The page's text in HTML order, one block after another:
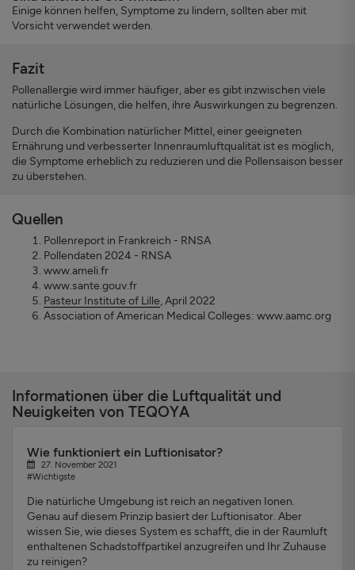
Einige können helfen, Symptome zu lindern, sollten aber mit
Vorsicht verwendet werden.
Fazit
Pollenallergie wird immer häufiger, aber es gibt inzwischen viele
natürliche Lösungen, die helfen, ihre Auswirkungen zu begrenzen.
Durch die Kombination natürlicher Mittel, einer geeigneten
Ernährung und verbesserter Innenraumluftqualität ist es möglich,
die Symptome erheblich zu reduzieren und die Pollensaison besser
zu überstehen.
Quellen
Pollenreport in Frankreich - RNSA
Pollendaten 2024 - RNSA
www.ameli.fr
www.sante.gouv.fr
Pasteur Institute of Lille, April 2022
Association of American Medical Colleges: www.aamc.org
Informationen über die Luftqualität und
Neuigkeiten von TEQOYA
Wie funktioniert ein Luftionisator?
27. November 2021
#Wichtigste
Die natürliche Umgebung ist reich an negativen Ionen.
Genau auf diesem Prinzip basiert der Luftionisator. Aber
wissen Sie, wie dieses System es schafft, die in der Raumluft
enthaltenen Schadstoffpartikel anzugreifen und Ihr Zuhause
zu reinigen?